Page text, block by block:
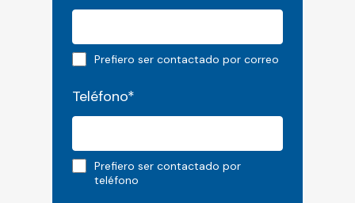
Email preferred
Prefiero ser contactado por correo
Teléfono*
Phone preferred
Prefiero ser contactado por
teléfono